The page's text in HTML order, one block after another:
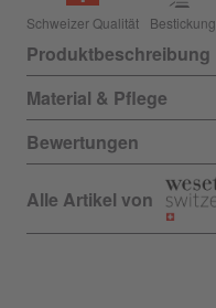
Schweizer Qualität Bestickung
Produktbeschreibung
Material & Pflege
Bewertungen
Alle Artikel von